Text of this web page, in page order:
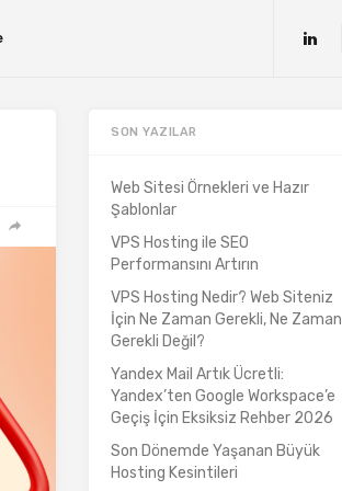
SON YAZILAR
Web Sitesi Örnekleri ve Hazır
Şablonlar
VPS Hosting ile SEO
Performansını Artırın
VPS Hosting Nedir? Web Siteniz
İçin Ne Zaman Gerekli, Ne Zaman
Gerekli Değil?
Yandex Mail Artık Ücretli:
Yandex’ten Google Workspace’e
Geçiş İçin Eksiksiz Rehber 2026
Son Dönemde Yaşanan Büyük
Hosting Kesintileri